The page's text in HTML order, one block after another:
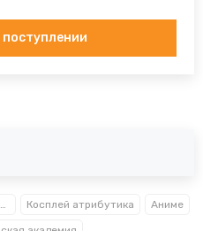
Аксессуары и украшения Косплей атрибутика Аниме